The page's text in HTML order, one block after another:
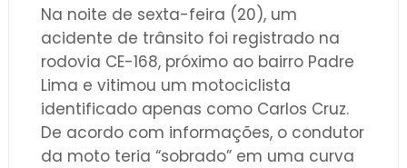
Na noite de sexta-feira (20), um
acidente de trânsito foi registrado na
rodovia CE-168, próximo ao bairro Padre
Lima e vitimou um motociclista
identificado apenas como Carlos Cruz.
De acordo com informações, o condutor
da moto teria “sobrado” em uma curva